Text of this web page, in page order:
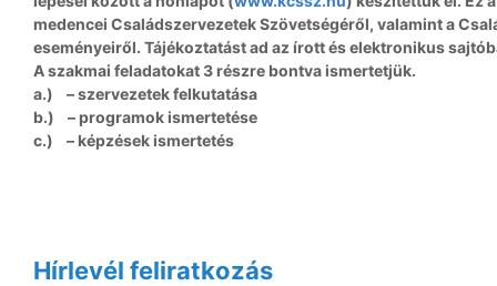
medencei Családszervezetek Szövetségéről, valamint a
eseményeiről. Tájékoztatást ad az írott és elektronikus
A szakmai feladatokat 3 részre bontva ismertetjük.
a.) – szervezetek felkutatása
b.) – programok ismertetése
c.) – képzések ismertetés
Hírlevél feliratkozás